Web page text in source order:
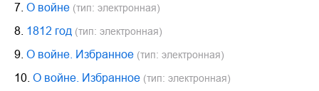
7. О войне (тип: электронная)
8. 1812 год (тип: электронная)
9. О войне. Избранное (тип: электронная)
10. О войне. Избранное (тип: электронная)